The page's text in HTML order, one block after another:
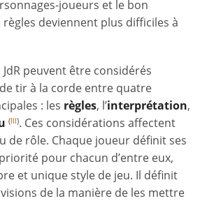
joueurs et le bon
deviennent plus difficiles à
peuvent être considérés
tir à la corde entre quatre
: les règles, l’interprétation,
(III). Ces considérations affectent
de rôle. Chaque joueur définit ses
pour chacun d’entre eux,
et unique style de jeu. Il définit
de la manière de les mettre